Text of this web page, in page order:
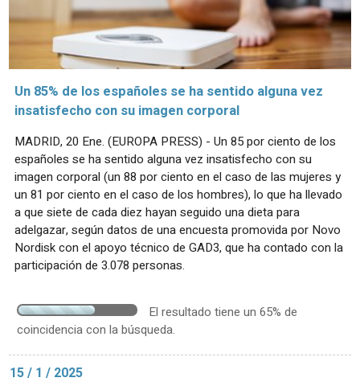
Un 85% de los españoles se ha sentido alguna vez
insatisfecho con su imagen corporal
MADRID, 20 Ene. (EUROPA PRESS) - Un 85 por ciento de los
españoles se ha sentido alguna vez insatisfecho con su
imagen corporal (un 88 por ciento en el caso de las mujeres y
un 81 por ciento en el caso de los hombres), lo que ha llevado
a que siete de cada diez hayan seguido una dieta para
adelgazar, según datos de una encuesta promovida por Novo
Nordisk con el apoyo técnico de GAD3, que ha contado con la
participación de 3.078 personas.
El resultado tiene un 65% de
coincidencia con la búsqueda.
15 / 1 / 2025